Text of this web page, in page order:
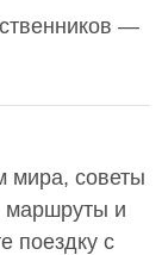
—
мира, советы
маршруты и
поездку с